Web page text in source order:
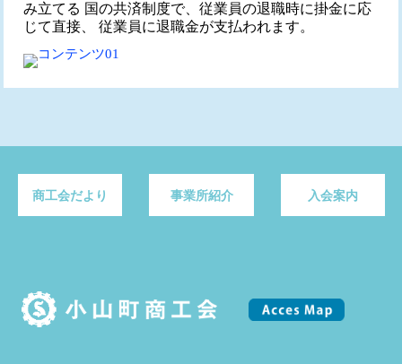
み立てる 国の共済制度で、従業員の退職時に掛金に応
じて直接、 従業員に退職金が支払われます。
商工会だより 事業所紹介 入会案内